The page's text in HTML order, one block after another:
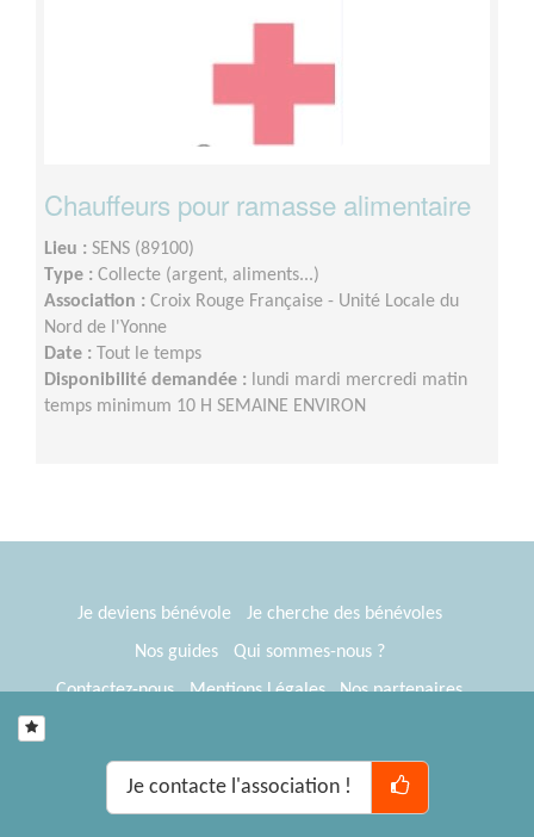
Chauffeurs pour ramasse alimentaire
Lieu : SENS (89100)
Type : Collecte (argent, aliments...)
Association : Croix Rouge Française - Unité Locale du
Nord de l'Yonne
Date : Tout le temps
Disponibilité demandée : lundi mardi mercredi matin
temps minimum 10 H SEMAINE ENVIRON
Je contacte l'association !
Je deviens bénévole
Je cherche des bénévoles
Nos guides
Qui sommes-nous ?
Contactez-nous
Mentions Légales
Nos partenaires
® Tous Bénévoles 2012-2026
Webkast